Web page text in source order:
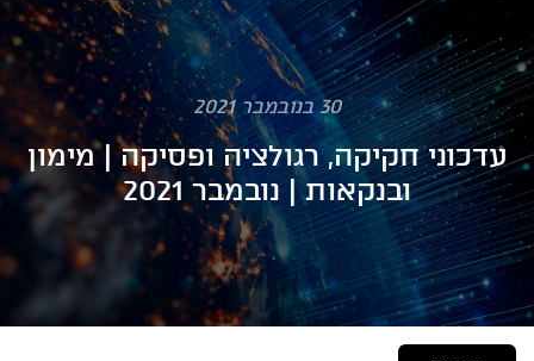
a
30 בנובמבר 2021
עדכוני חקיקה, רגולציה ופסיקה | מימון
ובנקאות | נובמבר 2021